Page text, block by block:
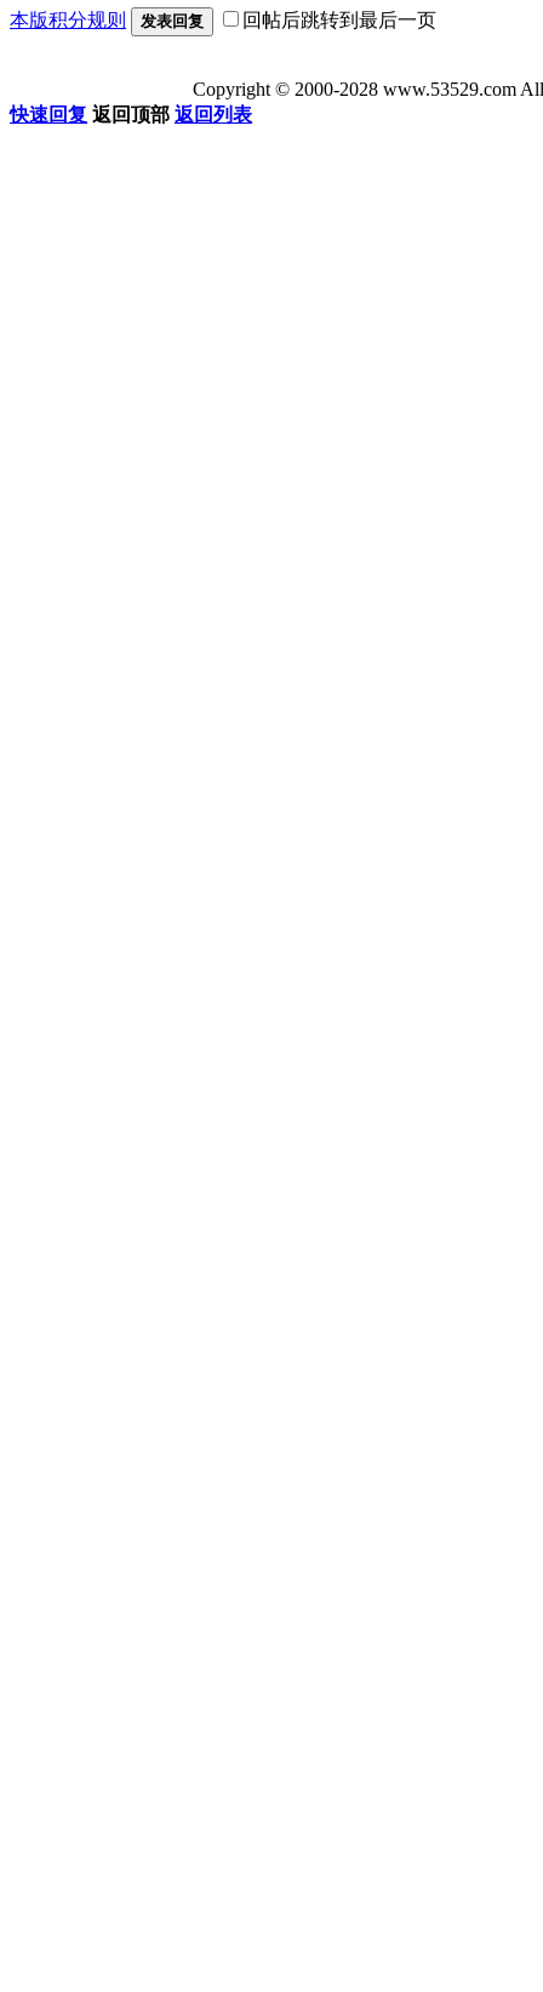
本版积分规则 发表回复 回帖后跳转到最后一页
Copyright © 2000-2028 www.53529.com
快速回复 返回顶部 返回列表